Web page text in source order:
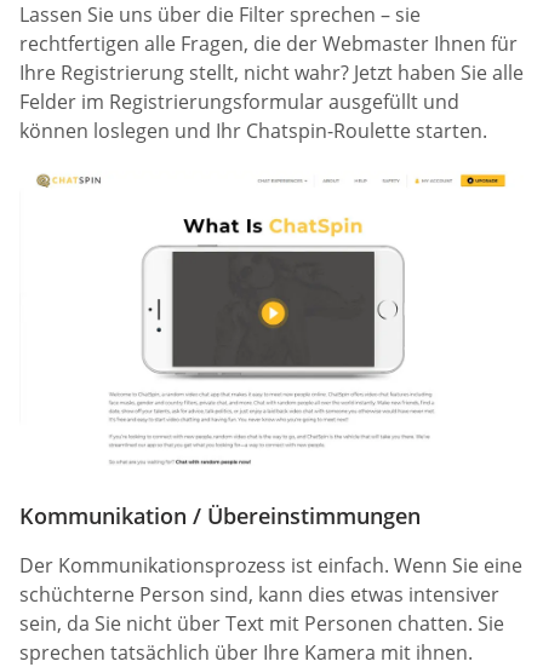
Lassen Sie uns über die Filter sprechen – sie
rechtfertigen alle Fragen, die der Webmaster Ihnen für
Ihre Registrierung stellt, nicht wahr? Jetzt haben Sie alle
Felder im Registrierungsformular ausgefüllt und
können loslegen und Ihr Chatspin-Roulette starten.
Kommunikation / Übereinstimmungen
Der Kommunikationsprozess ist einfach. Wenn Sie eine
schüchterne Person sind, kann dies etwas intensiver
sein, da Sie nicht über Text mit Personen chatten. Sie
sprechen tatsächlich über Ihre Kamera mit ihnen.